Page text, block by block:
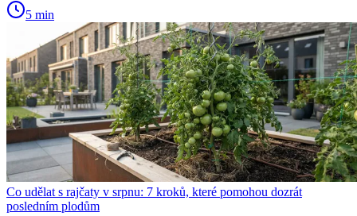
5 min
Co udělat s rajčaty v srpnu: 7 kroků, které pomohou dozrát
posledním plodům